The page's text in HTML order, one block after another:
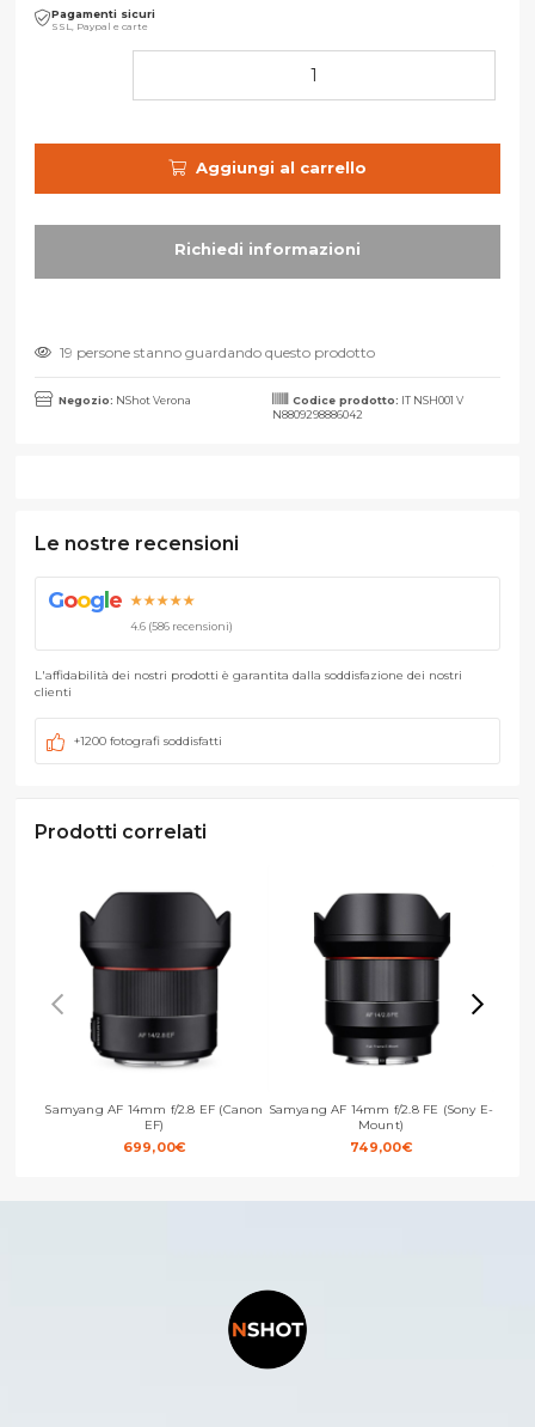
Pagamenti sicuri
SSL, Paypal e carte
Aggiungi al carrello
19 persone stanno guardando questo prodotto
Negozio: NShot Verona Codice prodotto: IT NSH001 V
N8809298886042
Le nostre recensioni
Goog e ★★★★★
4.6 (586 recensioni)
L'affidabilità dei nostri prodotti è garantita dalla soddisfazione dei nostri
clienti
+1200 fotografi soddisfatti
Prodotti correlati
Samyang AF 14mm f/2.8 EF (Canon
EF)
699,00€
Samyang AF 14mm f/2.8 FE (Sony E-
Mount)
749,00€